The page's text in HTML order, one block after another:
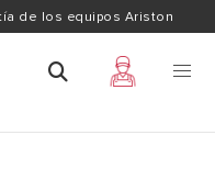
de los equipos Ariston